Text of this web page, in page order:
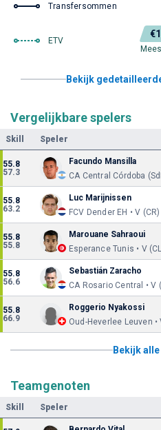
Transfersommen
ETV
Bekijk
Vergelijkbare spelers
Skill Speler
55.8
57.3
Facundo Mansilla
CA Central Córdoba
55.8
63.2
Luc Marijnissen
FCV Dender EH • V (CR)
55.8
55.8
Marouane Sahraoui
Esperance Tunis • V
55.8
56.6
Sebastián Zaracho
CA Rosario Central • V
55.8
66.9
Roggerio Nyakossi
Oud-Heverlee Leuven •
Bekijk
Teamgenoten
Skill Speler